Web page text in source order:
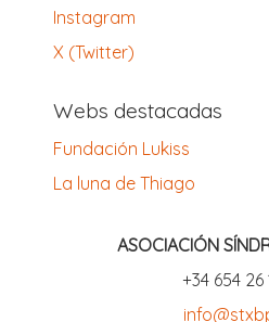
Instagram
X (Twitter)
Webs destacadas
Fundación Lukiss
La luna de Thiago
ASOCIACIÓN
‪+34 654 26